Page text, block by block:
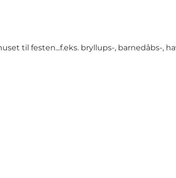
til festen...f.eks. bryllups-, barnedåbs-,